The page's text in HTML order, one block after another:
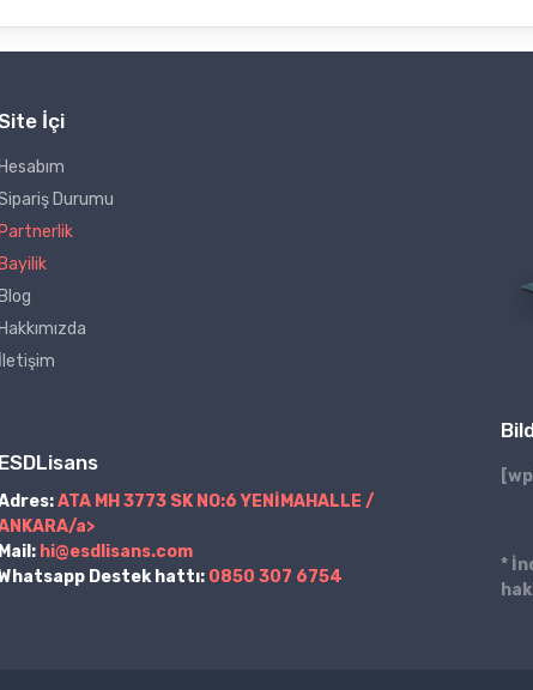
İçi
Hesabım
Durumu
Partnerlik
Bayilik
Blog
Hakkımızda
İletişim
ESDLisans
ATA MH 3773 SK NO:6 YENİMAHALLE /
a>
Mail: hi@esdlisans.com
Destek hattı: 0850 307 6754
*